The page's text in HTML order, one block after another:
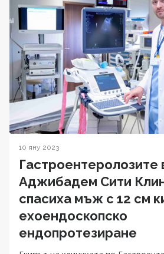
10 яну 2023
Гастроентеролозите
Aджибадем Сити
спасиха мъж с 12 см
ехоендоскопско
ендопротезиране